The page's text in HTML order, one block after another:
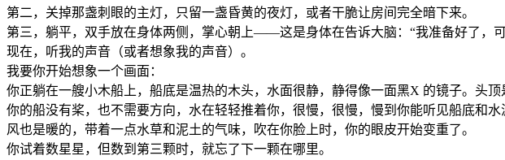
第二，关掉那盏刺眼的主灯，只留一盏昏黄的夜灯，或者干脆让房间完全暗下来。
第三，躺平，双手放在身体两侧，掌心朝上——这是身体在告诉大脑：“我准备好了，
现在，听我的声音（或者想象我的声音）。
我要你开始想象一个画面：
你正躺在一艘小木船上，船底是温热的木头，水面很静，静得像一面黑X 的镜子。头
你的船没有桨，也不需要方向，水在轻轻推着你，很慢，很慢，慢到你能听见船底和水
风也是暖的，带着一点水草和泥土的气味，吹在你脸上时，你的眼皮开始变重了。
你试着数星星，但数到第三颗时，就忘了下一颗在哪里。